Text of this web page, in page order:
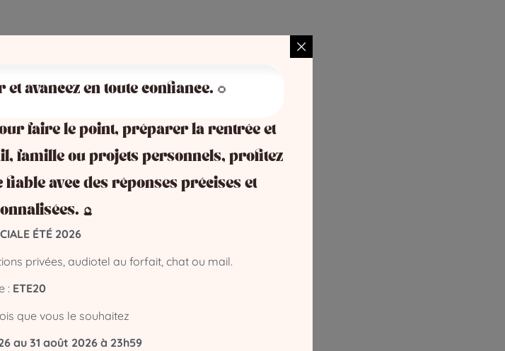
facilité
et avancez en toute confiance. 🌻
faire le point, préparer la rentrée et
famille ou projets personnels, profitez
fiable avec des réponses précises et
🔮
ÉTÉ 2026
privées, audiotel au forfait, chat ou mail.
: ETE20
que vous le souhaitez
au 31 août 2026 à 23h59